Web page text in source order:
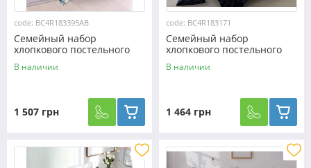
code: BC4R183395AB
Семейный набор
хлопкового постельного
белья из Ранфорса
№183395AB Черешенка™
В наличии
1 507 грн
code: BC4R183171
Семейный набор
хлопкового постельного
белья из Ранфорса
№183171 Черешенка™
В наличии
1 464 грн